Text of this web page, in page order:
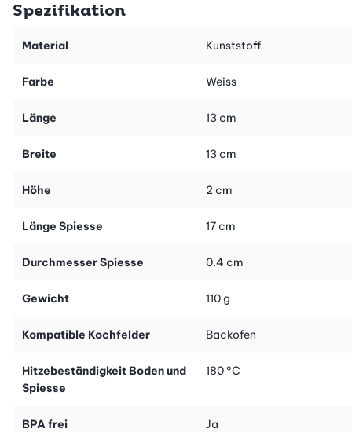
verschiedenen Brotsorten und allen möglichen Zutaten
begeistert sein werden!
Spezifikation
Material Kunststoff
Farbe Weiss
Länge 13 cm
Breite 13 cm
Höhe 2 cm
Länge Spiesse 17 cm
Durchmesser Spiesse 0.4 cm
Gewicht 110 g
Kompatible Kochfelder Backofen
Hitzebeständigkeit Boden und
Spiesse
180 °C
BPA frei Ja